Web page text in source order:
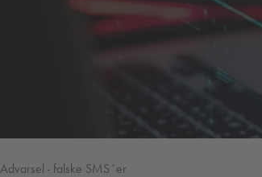
Advarsel - falske SMS´er